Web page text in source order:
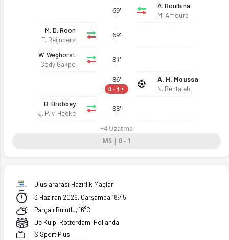
69'
A. Boulbina
M. Amoura
M. D. Roon
T. Reijnders
69'
W. Weghorst
Cody Gakpo
81'
86'
0 - 1
A. H. Moussa
N. Bentaleb
B. Brobbey
J. P. v. Hecke
88'
+4 Uzatma
MS | 0 - 1
Uluslararası Hazırlık Maçları
3 Haziran 2026, Çarşamba 18:45
Parçalı Bulutlu, 16°C
De Kuip, Rotterdam, Hollanda
S Sport Plus